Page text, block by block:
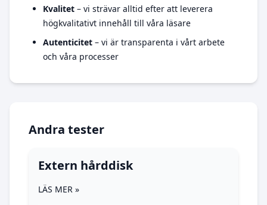
Kvalitet – vi strävar alltid efter att leverera
högkvalitativt innehåll till våra läsare
Autenticitet – vi är transparenta i vårt arbete
och våra processer
Andra tester
Extern hårddisk
LÄS MER »